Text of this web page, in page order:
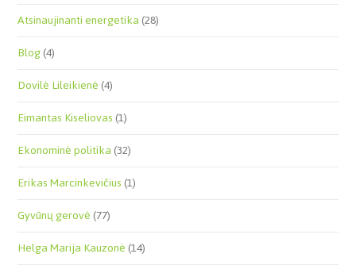
Atsinaujinanti energetika(28)
Blog(4)
Dovilė Lileikienė(4)
Eimantas Kiseliovas(1)
Ekonominė politika(32)
Erikas Marcinkevičius(1)
Gyvūnų gerovė(77)
Helga Marija Kauzonė(14)